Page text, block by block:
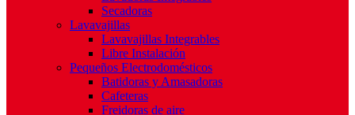
Secadoras
Lavavajillas
Lavavajillas Integrables
Libre Instalación
Pequeños Electrodomésticos
Batidoras y Amasadoras
Cafeteras
Freidoras de aire